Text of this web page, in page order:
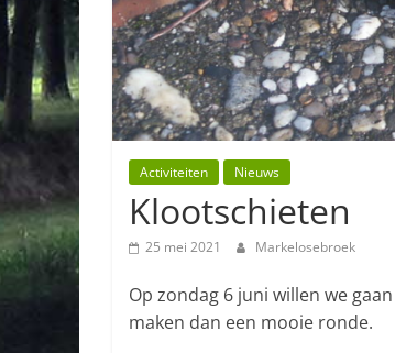
Activiteiten Nieuws
Klootschieten
25 mei 2021 Markelosebroek
Op zondag 6 juni willen we
maken dan een mooie ronde.